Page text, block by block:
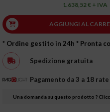
1.638,52 € + IVA
AGGIUNGI AL
* Ordine gestito in 24h * Pronta
Spedizione gratuita
Pagamento da 3 a 18
Una domanda su questo prodotto ?